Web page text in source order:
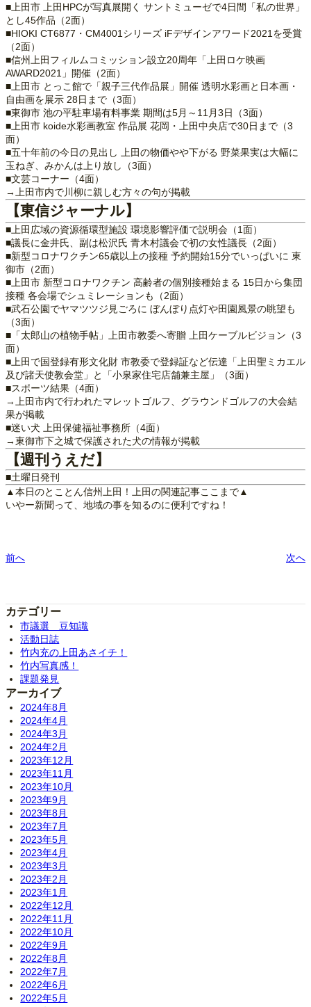
■上田市 上田HPCが写真展開く サントミューゼで4日間「私の世界」
とし45作品（2面）
■HIOKI CT6877・CM4001シリーズ iFデザインアワード2021を受賞
（2面）
■信州上田フィルムコミッション設立20周年「上田ロケ映画
AWARD2021」開催（2面）
■上田市 とっこ館で「親子三代作品展」開催 透明水彩画と日本画・
自由画を展示 28日まで（3面）
■東御市 池の平駐車場有料事業 期間は5月～11月3日（3面）
■上田市 koide水彩画教室 作品展 花岡・上田中央店で30日まで（3
面）
■五十年前の今日の見出し 上田の物価やや下がる 野菜果実は大幅に
玉ねぎ、みかんは上り放し（3面）
■文芸コーナー（4面）
→上田市内で川柳に親しむ方々の句が掲載
【東信ジャーナル】
■上田広域の資源循環型施設 環境影響評価で説明会（1面）
■議長に金井氏、副は松沢氏 青木村議会で初の女性議長（2面）
■新型コロナワクチン65歳以上の接種 予約開始15分でいっぱいに 東
御市（2面）
■上田市 新型コロナワクチン 高齢者の個別接種始まる 15日から集団
接種 各会場でシュミレーションも（2面）
■武石公園でヤマツツジ見ごろに ぼんぼり点灯や田園風景の眺望も
（3面）
■「太郎山の植物手帖」上田市教委へ寄贈 上田ケーブルビジョン（3
面）
■上田で国登録有形文化財 市教委で登録証など伝達「上田聖ミカエル
及び諸天使教会堂」と「小泉家住宅店舗兼主屋」（3面）
■スポーツ結果（4面）
→上田市内で行われたマレットゴルフ、グラウンドゴルフの大会結
果が掲載
■迷い犬 上田保健福祉事務所（4面）
→東御市下之城で保護された犬の情報が掲載
【週刊うえだ】
■土曜日発刊
▲本日のとことん信州上田！上田の関連記事ここまで▲
いやー新聞って、地域の事を知るのに便利ですね！
前へ 次へ
カテゴリー
市議選 豆知識
活動日誌
竹内充の上田あさイチ！
竹内写真感！
課題発見
アーカイブ
2024年8月
2024年4月
2024年3月
2024年2月
2023年12月
2023年11月
2023年10月
2023年9月
2023年8月
2023年7月
2023年5月
2023年4月
2023年3月
2023年2月
2023年1月
2022年12月
2022年11月
2022年10月
2022年9月
2022年8月
2022年7月
2022年6月
2022年5月